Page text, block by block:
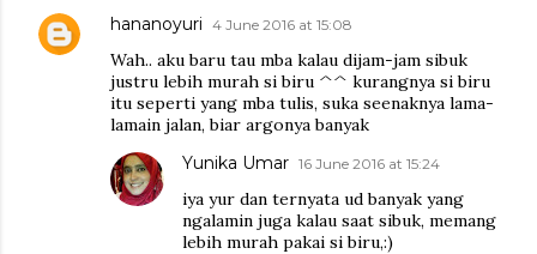
hananoyuri 4 June 2016 at 15:08
Wah.. aku baru tau mba kalau dijam-jam sibuk
justru lebih murah si biru ^^ kurangnya si biru
itu seperti yang mba tulis, suka seenaknya lama-
lamain jalan, biar argonya banyak
Yunika Umar 16 June 2016 at 15:24
iya yur dan ternyata ud banyak yang
ngalamin juga kalau saat sibuk, memang
lebih murah pakai si biru,:)